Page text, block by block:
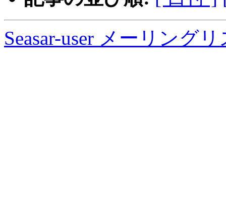
Seasar-user メーリング